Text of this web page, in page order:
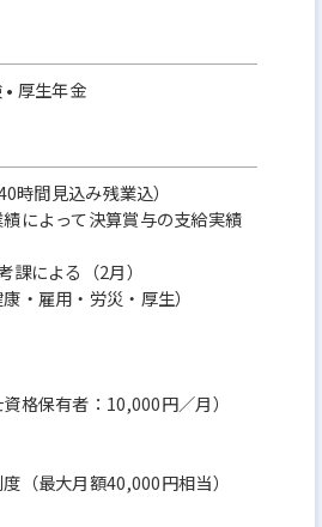
• 厚生年金
時間見込み残業込）
によって決算賞与の支給実績
課による（2月）
・雇用・労災・厚生）
格保有者：10,000円／月）
（最大月額40,000円相当）